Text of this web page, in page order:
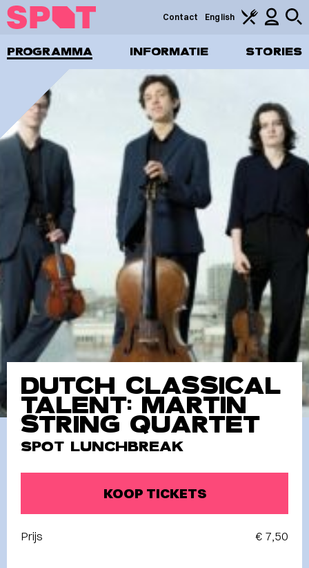
PROGRAMMA INFORMATIE STORIES
Contact English
DUTCH CLASSICAL
TALENT: MARTIN
STRING QUARTET
SPOT LUNCHBREAK
KOOP TICKETS
Prijs € 7,50